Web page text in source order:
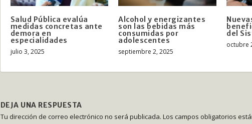
Salud Pública evalúa
medidas concretas ante
demora en
especialidades
julio 3, 2025
Alcohol y energizantes
son las bebidas más
consumidas por
adolescentes
septiembre 2, 2025
del
octubre
DEJA UNA RESPUESTA
Tu dirección de correo electrónico no será publicada. Los campos obligatorios